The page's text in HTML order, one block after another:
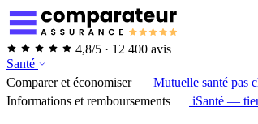
4,8/5 · 12 400 avis
Santé
Comparer et économiser
Mutuelle santé pas
Informations et remboursements
iSanté —